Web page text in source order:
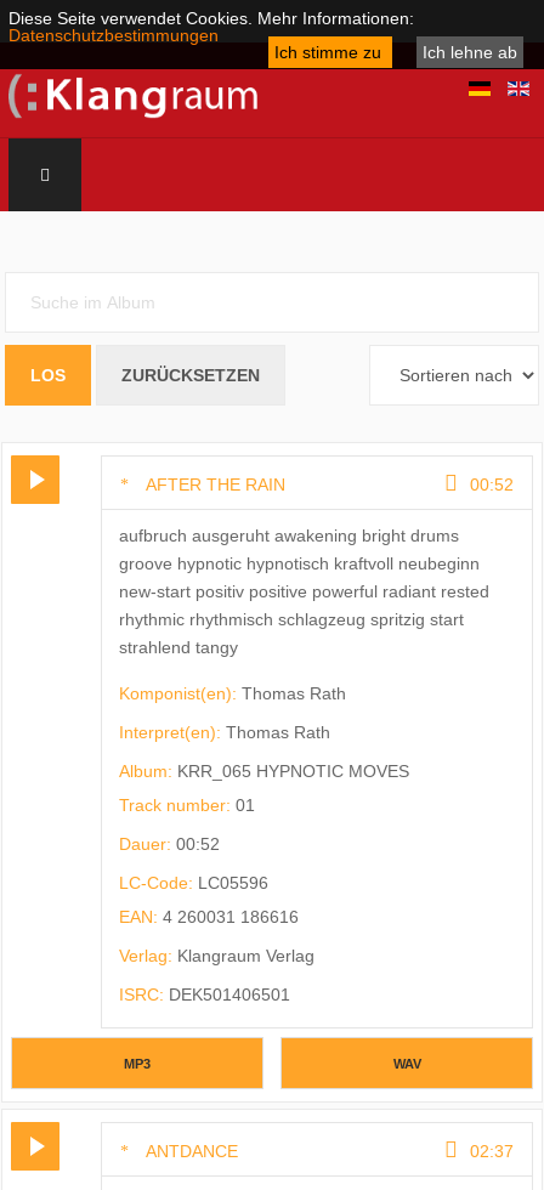
AFTER THE RAIN 00:52
aufbruch ausgeruht awakening bright drums
groove hypnotic hypnotisch kraftvoll neubeginn
new-start positiv positive powerful radiant rested
rhythmic rhythmisch schlagzeug spritzig start
strahlend tangy
Komponist(en): Thomas Rath
Interpret(en): Thomas Rath
Album: KRR_065 HYPNOTIC MOVES
Track number: 01
Dauer: 00:52
LC-Code: LC05596
EAN: 4 260031 186616
Verlag: Klangraum Verlag
ISRC: DEK501406501
MP3 WAV
ANTDANCE 02:37
Diese Seite verwendet Cookies. Mehr Informationen:
Datenschutzbestimmungen
Ich stimme zu
Ich lehne ab